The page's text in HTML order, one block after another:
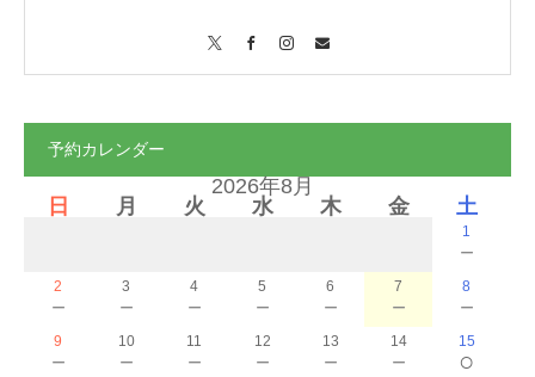
予約カレンダー
2026年8月
日
月 火 水 木 金 土
1
－
2
－
3
－
4
－
5
－
6
－
7
－
8
－
9
－
10
－
11
－
12
－
13
－
14
－
15
○